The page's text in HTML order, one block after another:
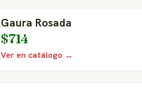
Gaura Rosada
$714
Ver en catálogo →